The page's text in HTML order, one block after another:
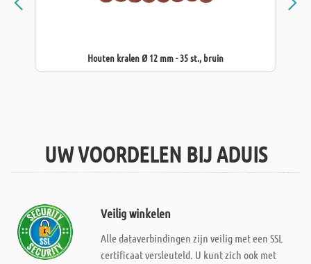
Houten kralen Ø 12 mm - 35 st., bruin
UW VOORDELEN BIJ ADUIS
Veilig winkelen
Alle dataverbindingen zijn veilig met een SSL
certificaat versleuteld. U kunt zich ook met